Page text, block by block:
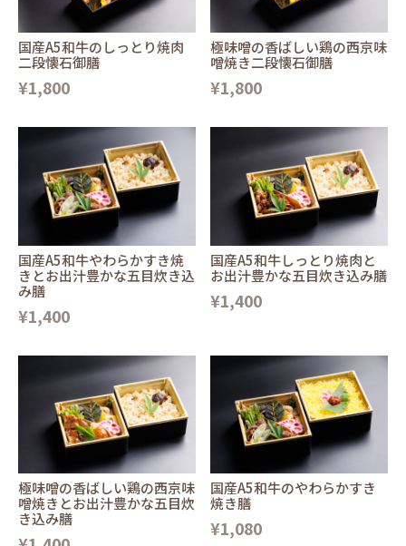
国産A5和牛のしっとり焼肉
二段懐石御膳
¥1,800
極味噌の香ばしい鶏の西京味
噌焼き二段懐石御膳
¥1,800
国産A5和牛やわらかすき焼
きとお出汁豊かな五目炊き込
み膳
¥1,400
国産A5和牛しっとり焼肉と
お出汁豊かな五目炊き込み膳
¥1,400
極味噌の香ばしい鶏の西京味
噌焼きとお出汁豊かな五目炊
き込み膳
国産A5和牛のやわらかすき
焼き膳
¥1,080